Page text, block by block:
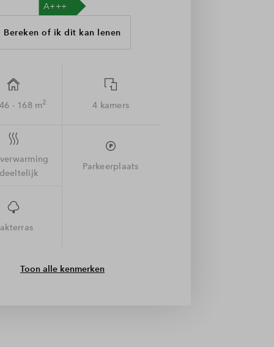
Bereken of ik dit kan lenen
- 168 m2 4 kamers
Parkeerplaats
Toon alle kenmerken